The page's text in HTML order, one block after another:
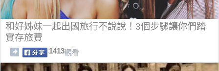
和好姊妹一起出國旅行不說說！3個步驟讓你們踏
實存旅費
1413觀看